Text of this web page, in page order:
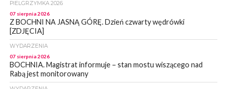
PIELGRZYMKA 2026
07 sierpnia 2026
Z BOCHNI NA JASNĄ GÓRĘ. Dzień czwarty wędrówki
[ZDJĘCIA]
WYDARZENIA
07 sierpnia 2026
BOCHNIA. Magistrat informuje – stan mostu wiszącego nad
Rabą jest monitorowany